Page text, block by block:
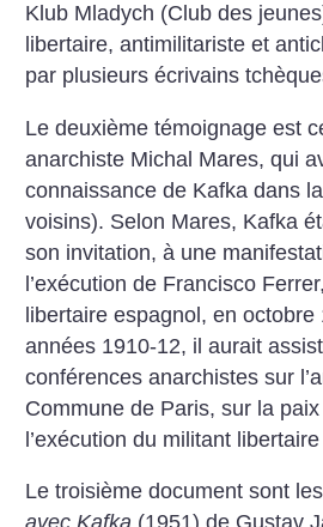
Klub Mladych (Club des
libertaire, antimilitariste et
par plusieurs écrivains
Le deuxième témoignage est
anarchiste Michal Mares, qui
connaissance de Kafka dans
voisins). Selon Mares, Kafka
son invitation, à une
l’exécution de Francisco
libertaire espagnol, en octobre
années 1910-12, il aurait
conférences anarchistes sur
Commune de Paris, sur la
l’exécution du militant
Le troisième document sont les